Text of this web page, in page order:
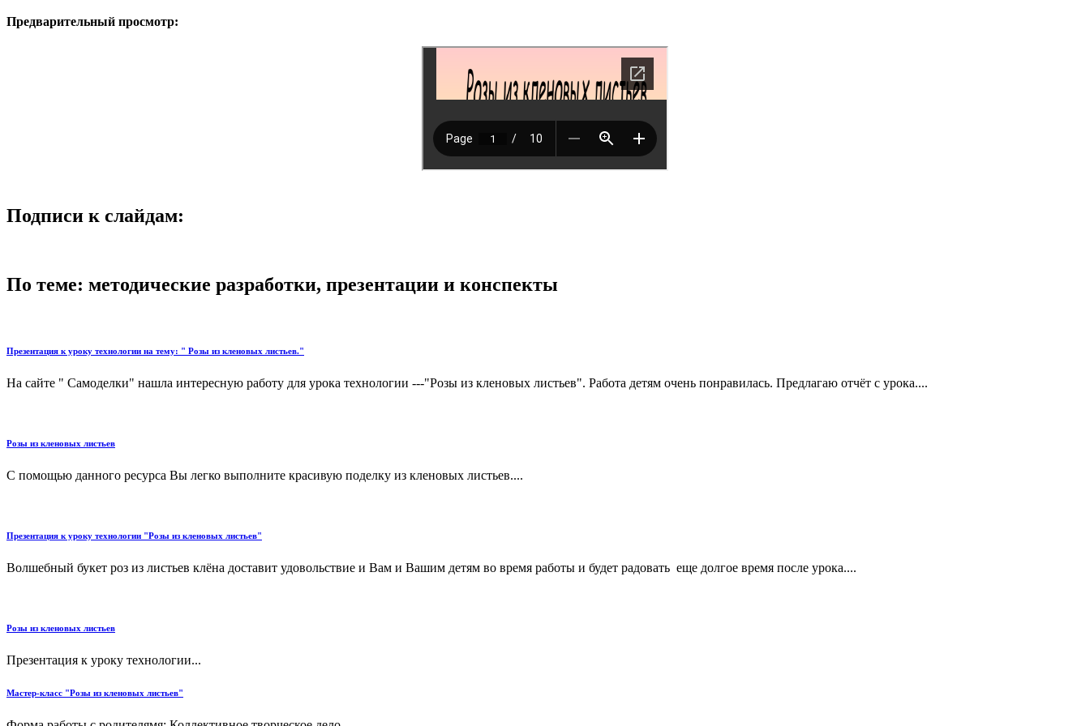
Предварительный просмотр:
Подписи к слайдам:
По теме: методические разработки, презентации и конспекты
Презентация к уроку технологии на тему: " Розы из кленовых листьев."
На сайте " Самоделки" нашла интересную работу для урока технологии ---"Розы из кленовых листьев". Работа детям очень понравилась. Предлагаю отчёт с урока....
Розы из кленовых листьев
С помощью данного ресурса Вы легко выполните красивую поделку из кленовых листьев....
Презентация к уроку технологии "Розы из кленовых листьев"
Волшебный букет роз из листьев клёна доставит удовольствие и Вам и Вашим детям во время работы и будет радовать еще долгое время после урока....
Розы из кленовых листьев
Презентация к уроку технологии...
Мастер-класс "Розы из кленовых листьев"